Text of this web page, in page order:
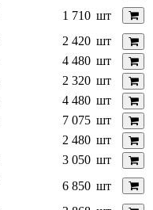
1 710 шт
2 420 шт
4 480 шт
2 320 шт
4 480 шт
7 075 шт
2 480 шт
3 050 шт
6 850 шт